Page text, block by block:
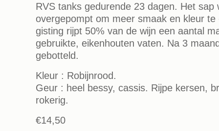
RVS tanks gedurende 23 dagen. Het sap
overgepompt om meer smaak en kleur
gisting rijpt 50% van de wijn een aantal
gebruikte, eikenhouten vaten. Na 3
gebotteld.
Kleur : Robijnrood.
Geur : heel bessy, cassis. Rijpe kersen,
rokerig.
€14,50